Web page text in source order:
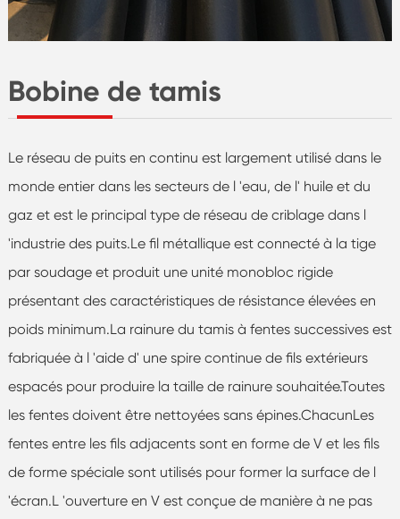
Bobine de tamis
Le réseau de puits en continu est largement utilisé dans le
monde entier dans les secteurs de l 'eau, de l' huile et du
gaz et est le principal type de réseau de criblage dans l
'industrie des puits.Le fil métallique est connecté à la tige
par soudage et produit une unité monobloc rigide
présentant des caractéristiques de résistance élevées en
poids minimum.La rainure du tamis à fentes successives est
fabriquée à l 'aide d' une spire continue de fils extérieurs
espacés pour produire la taille de rainure souhaitée.Toutes
les fentes doivent être nettoyées sans épines.ChacunLes
fentes entre les fils adjacents sont en forme de V et les fils
de forme spéciale sont utilisés pour former la surface de l
'écran.L 'ouverture en V est conçue de manière à ne pas